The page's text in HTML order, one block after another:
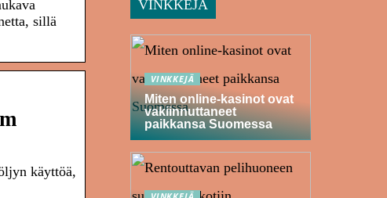
sillä
käyttöä,
VINKKEJÄ
VINKKEJÄ
Miten online-kasinot ovat
vakiinnuttaneet
paikkansa Suomessa